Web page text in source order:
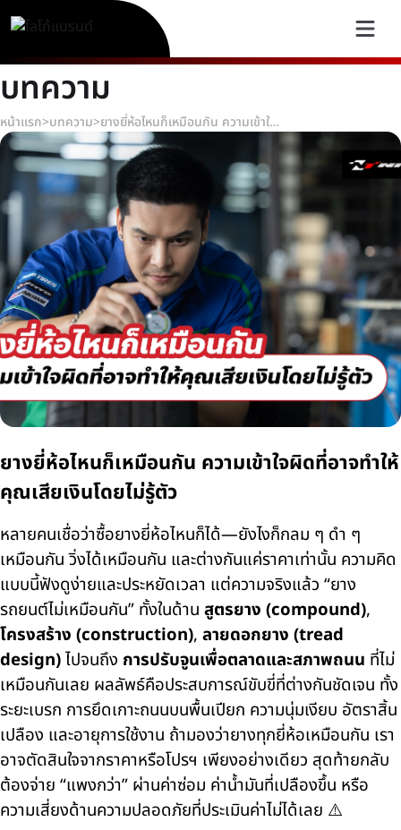
บทความ
หน้าแรก>บทความ> ยางยี่ห้อไหนก็เหมือนกัน ความเข้าใจผิดที่อาจทำให้คุณเสียเงินโดยไม่รู้ตัว
ยางยี่ห้อไหนก็เหมือนกัน ความเข้าใจผิดที่อาจทำให้
คุณเสียเงินโดยไม่รู้ตัว
หลายคนเชื่อว่าซื้อยางยี่ห้อไหนก็ได้—ยังไงก็กลม ๆ ดำ ๆ
เหมือนกัน วิ่งได้เหมือนกัน และต่างกันแค่ราคาเท่านั้น ความคิด
แบบนี้ฟังดูง่ายและประหยัดเวลา แต่ความจริงแล้ว “ยาง
รถยนต์ไม่เหมือนกัน” ทั้งในด้าน สูตรยาง (compound),
โครงสร้าง (construction), ลายดอกยาง (tread
design)ไปจนถึง การปรับจูนเพื่อตลาดและสภาพถนน ที่ไม่
เหมือนกันเลย ผลลัพธ์คือประสบการณ์ขับขี่ที่ต่างกันชัดเจน ทั้ง
ระยะเบรก การยึดเกาะถนนบนพื้นเปียก ความนุ่มเงียบ อัตราสิ้น
เปลือง และอายุการใช้งาน ถ้ามองว่ายางทุกยี่ห้อเหมือนกัน เรา
อาจตัดสินใจจากราคาหรือโปรฯ เพียงอย่างเดียว สุดท้ายกลับ
ต้องจ่าย “แพงกว่า” ผ่านค่าซ่อม ค่าน้ำมันที่เปลืองขึ้น หรือ
ความเสี่ยงด้านความปลอดภัยที่ประเมินค่าไม่ได้เลย ⚠️